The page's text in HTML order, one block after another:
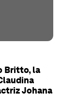
Britto, la
Johana